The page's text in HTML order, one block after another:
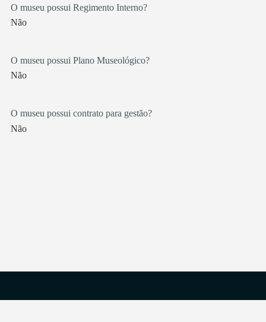
O museu possui Regimento Interno?
Não
O museu possui Plano Museológico?
Não
O museu possui contrato para gestão?
Não